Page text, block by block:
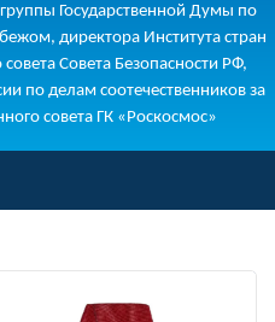
Государственной Думы по
директора Института стран
Совета Безопасности РФ,
по делам соотечественников за
совета ГК «Роскосмос»